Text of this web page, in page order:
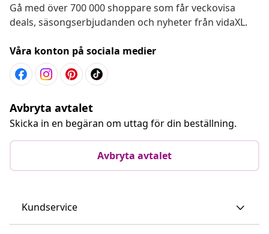
Gå med över 700 000 shoppare som får veckovisa
deals, säsongserbjudanden och nyheter från vidaXL.
Våra konton på sociala medier
Avbryta avtalet
Skicka in en begäran om uttag för din beställning.
Avbryta avtalet
Kundservice